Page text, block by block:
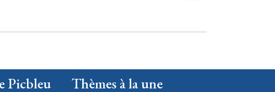
Picbleu Thèmes à la une